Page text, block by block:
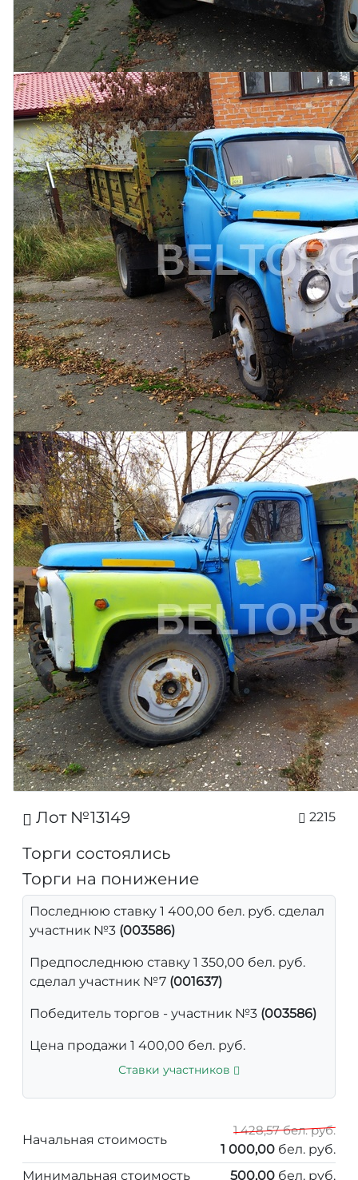
Лот №13149 2215
Торги состоялись
Торги на понижение
Последнюю ставку 1 400,00 бел. руб. сделал
участник №3 (003586)
Предпоследнюю ставку 1 350,00 бел. руб.
сделал участник №7 (001637)
Победитель торгов - участник №3 (003586)
Цена продажи 1 400,00 бел. руб.
Ставки участников
Начальная стоимость
1 428,57 бел. руб.
1 000,00 бел. руб.
Минимальная стоимость
500,00 бел. руб.